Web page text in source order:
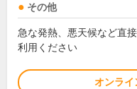
その他
急な発熱、悪天候など直
利用ください
オンライ